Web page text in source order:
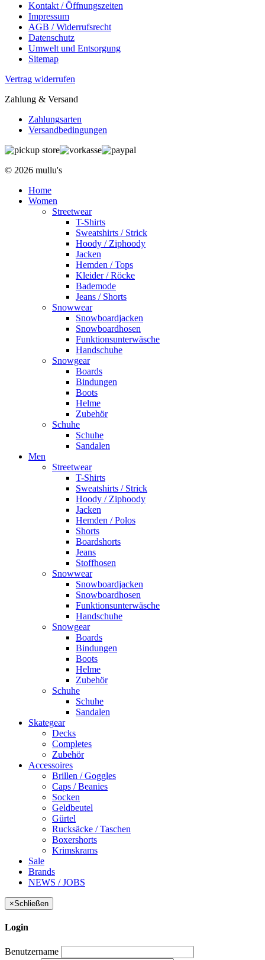
Kontakt / Öffnungszeiten
Impressum
AGB / Widerrufsrecht
Datenschutz
Umwelt und Entsorgung
Sitemap
Vertrag widerrufen
Zahlung & Versand
Zahlungsarten
Versandbedingungen
© 2026 mullu's
Home
Women
Streetwear
T-Shirts
Sweatshirts / Strick
Hoody / Ziphoody
Jacken
Hemden / Tops
Kleider / Röcke
Bademode
Jeans / Shorts
Snowwear
Snowboardjacken
Snowboardhosen
Funktionsunterwäsche
Handschuhe
Snowgear
Boards
Bindungen
Boots
Helme
Zubehör
Schuhe
Schuhe
Sandalen
Men
Streetwear
T-Shirts
Sweatshirts / Strick
Hoody / Ziphoody
Jacken
Hemden / Polos
Shorts
Boardshorts
Jeans
Stoffhosen
Snowwear
Snowboardjacken
Snowboardhosen
Funktionsunterwäsche
Handschuhe
Snowgear
Boards
Bindungen
Boots
Helme
Zubehör
Schuhe
Schuhe
Sandalen
Skategear
Decks
Completes
Zubehör
Accessoires
Brillen / Goggles
Caps / Beanies
Socken
Geldbeutel
Gürtel
Rucksäcke / Taschen
Boxershorts
Krimskrams
Sale
Brands
NEWS / JOBS
×Schließen
Login
Benutzername